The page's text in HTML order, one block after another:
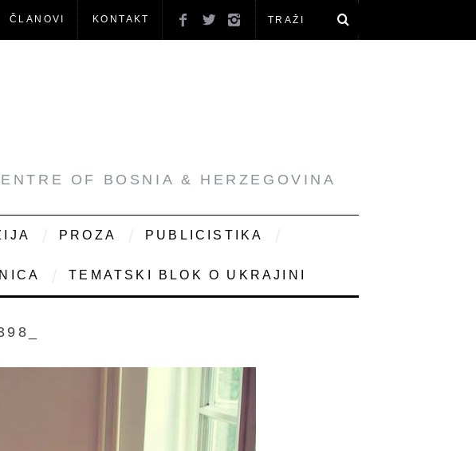
ČLANOVI KONTAKT
OF BOSNIA & HERZEGOVINA
PROZA PUBLICISTIKA
TEMATSKI BLOK O UKRAJINI